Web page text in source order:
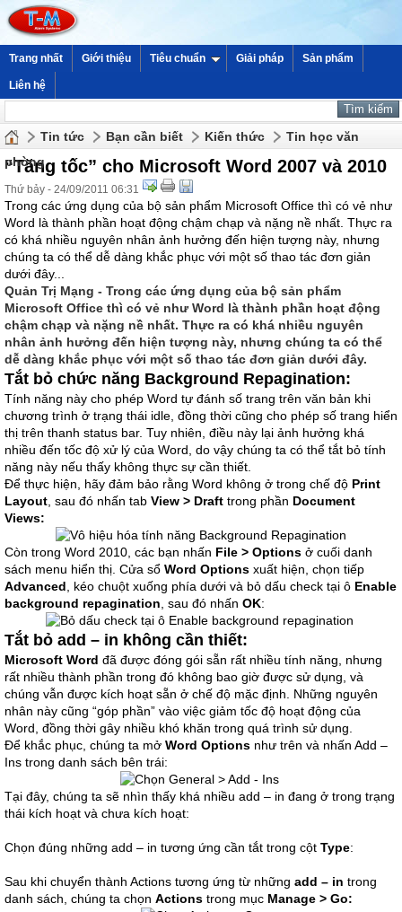
Trang nhất Giới thiệu Tiêu chuẩn Giải pháp Sản phẩm
Liên hệ
Tin tức Bạn cần biết Kiến thức
Tin học văn
phòng
“Tăng tốc” cho Microsoft Word 2007 và 2010
Thứ bảy - 24/09/2011 06:31
Trong các ứng dụng của bộ sản phẩm Microsoft Office thì có vẻ như
Word là thành phần hoạt động chậm chạp và nặng nề nhất. Thực ra
có khá nhiều nguyên nhân ảnh hưởng đến hiện tượng này, nhưng
chúng ta có thể dễ dàng khắc phục với một số thao tác đơn giản
dưới đây...
Quản Trị Mạng - Trong các ứng dụng của bộ sản phẩm
Microsoft Office thì có vẻ như Word là thành phần hoạt động
chậm chạp và nặng nề nhất. Thực ra có khá nhiều nguyên
nhân ảnh hưởng đến hiện tượng này, nhưng chúng ta có thể
dễ dàng khắc phục với một số thao tác đơn giản dưới đây.
Tắt bỏ chức năng Background Repagination:
Tính năng này cho phép Word tự đánh số trang trên văn bản khi
chương trình ở trạng thái idle, đồng thời cũng cho phép số trang hiển
thị trên thanh status bar. Tuy nhiên, điều này lại ảnh hưởng khá
nhiều đến tốc độ xử lý của Word, do vậy chúng ta có thể tắt bỏ tính
năng này nếu thấy không thực sự cần thiết.
Để thực hiện, hãy đảm bảo rằng Word không ở trong chế độ Print
Layout , sau đó nhấn tab View > Draft trong phần Document
Views:
Còn trong Word 2010, các bạn nhấn File > Options ở cuối danh
sách menu hiển thị. Cửa sổ Word Options xuất hiện, chọn tiếp
Advanced , kéo chuột xuống phía dưới và bỏ dấu check tại ô Enable
background repagination , sau đó nhấn OK:
Tắt bỏ add – in không cần thiết:
Microsoft Word đã được đóng gói sẵn rất nhiều tính năng, nhưng
rất nhiều thành phần trong đó không bao giờ được sử dụng, và
chúng vẫn được kích hoạt sẵn ở chế độ mặc định. Những nguyên
nhân này cũng “góp phần” vào việc giảm tốc độ hoạt động của
Word, đồng thời gây nhiều khó khăn trong quá trình sử dụng.
Để khắc phục, chúng ta mở Word Options như trên và nhấn Add –
Ins trong danh sách bên trái:
Tại đây, chúng ta sẽ nhìn thấy khá nhiều add – in đang ở trong trạng
thái kích hoạt và chưa kích hoạt:
Chọn đúng những add – in tương ứng cần tắt trong cột Type:
Sau khi chuyển thành Actions tương ứng từ những add – in trong
danh sách, chúng ta chọn Actions trong mục Manage > Go: